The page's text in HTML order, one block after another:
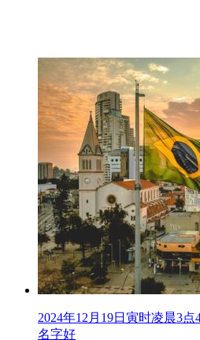
2024年12月19日寅时凌晨3
名字好